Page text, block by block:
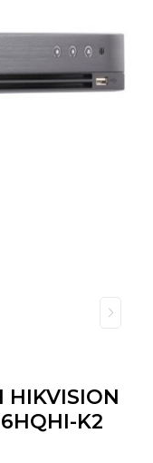
HIKVISION
K2